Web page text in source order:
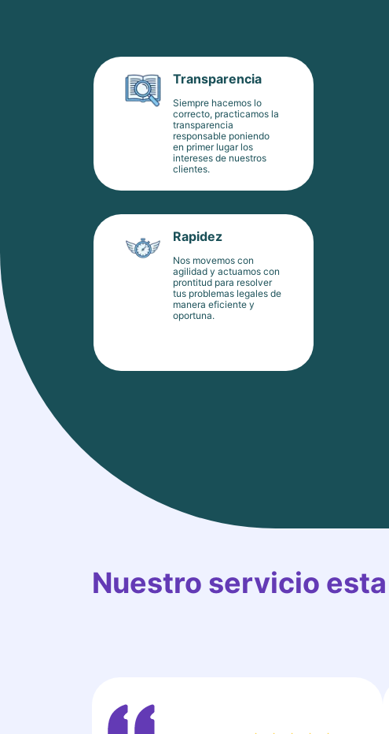
Transparencia
Siempre hacemos lo
correcto, practicamos la
transparencia
responsable poniendo
en primer lugar los
intereses de nuestros
clientes.
Rapidez
Nos movemos con
agilidad y actuamos con
prontitud para resolver
tus problemas legales de
manera eficiente y
oportuna.
Nuestro servicio